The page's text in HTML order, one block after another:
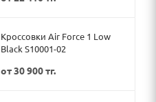
Кроссовки Air Force 1 Low
Black S10001-02
от30 900 тг.